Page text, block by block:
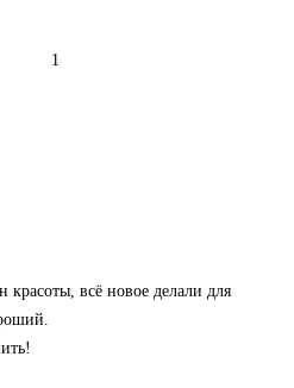
1
красоты, всё новое делали для